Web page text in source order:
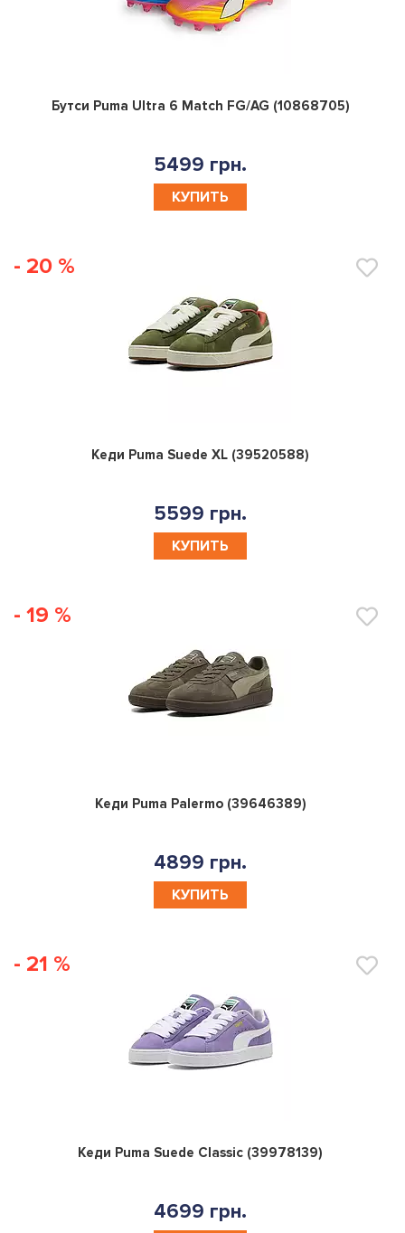
0
Бутси Puma Ultra 6 Match FG/AG (10868705)
5499 грн.
КУПИТЬ
- 20 %
0
Кеди Puma Suede XL (39520588)
5599 грн.
КУПИТЬ
- 19 %
0
Кеди Puma Palermo (39646389)
4899 грн.
КУПИТЬ
- 21 %
0
Кеди Puma Suede Classic (39978139)
4699 грн.